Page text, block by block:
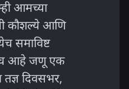
आमच्या
कौशल्ये आणि
समाविष्ट
आहे जणू एक
तज्ञ दिवसभर,